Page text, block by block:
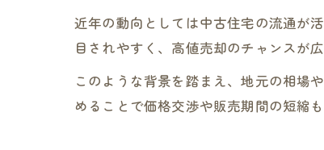
近年の動向としては中古住宅の流通が
目されやすく、高値売却のチャンスが
このような背景を踏まえ、地元の相場
めることで価格交渉や販売期間の短縮